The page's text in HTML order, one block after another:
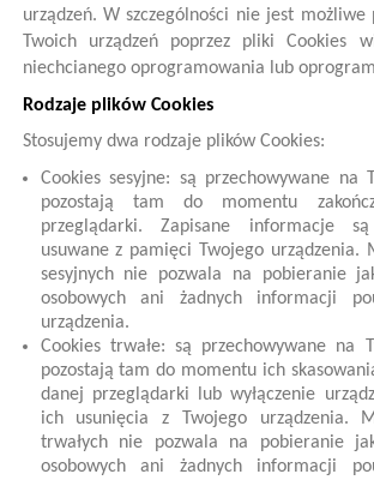
urządzeń. W szczególności nie jest możliwe
Twoich urządzeń poprzez pliki Cookies
niechcianego oprogramowania lub
Rodzaje plików Cookies
Stosujemy dwa rodzaje plików Cookies:
Cookies sesyjne: są przechowywane na
pozostają tam do momentu
przeglądarki. Zapisane informacje
usuwane z pamięci Twojego urządzenia.
sesyjnych nie pozwala na pobieranie
osobowych ani żadnych informacji
urządzenia.
Cookies trwałe: są przechowywane na
pozostają tam do momentu ich
danej przeglądarki lub wyłączenie
ich usunięcia z Twojego urządzenia.
trwałych nie pozwala na pobieranie
osobowych ani żadnych informacji